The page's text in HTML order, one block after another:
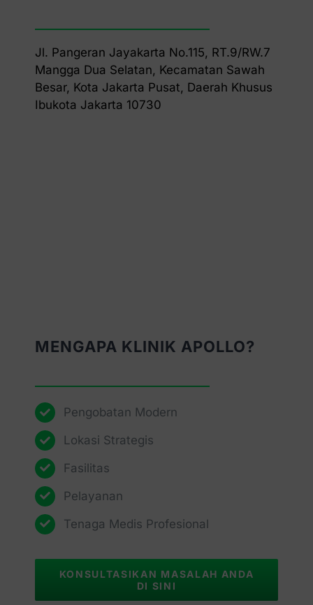
Jl. Pangeran Jayakarta No.115, RT.9/RW.7
Mangga Dua Selatan, Kecamatan Sawah
Besar, Kota Jakarta Pusat, Daerah Khusus
Ibukota Jakarta 10730
MENGAPA KLINIK APOLLO?
Pengobatan Modern
Lokasi Strategis
Fasilitas
Pelayanan
Tenaga Medis Profesional
KONSULTASIKAN MASALAH ANDA
DI SINI